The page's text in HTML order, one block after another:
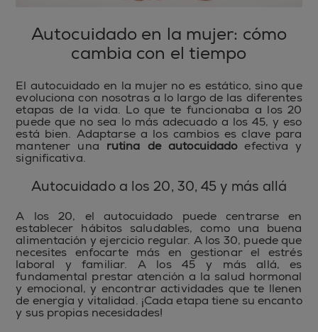
Autocuidado en la mujer: cómo
cambia con el tiempo
El autocuidado en la mujer no es estático, sino que
evoluciona con nosotras a lo largo de las diferentes
etapas de la vida. Lo que te funcionaba a los 20
puede que no sea lo más adecuado a los 45, y eso
está bien. Adaptarse a los cambios es clave para
mantener una rutina de autocuidadoefectiva y
significativa.
Autocuidado a los 20, 30, 45 y más allá
A los 20, el autocuidado puede centrarse en
establecer hábitos saludables, como una buena
alimentación y ejercicio regular. A los 30, puede que
necesites enfocarte más en gestionar el estrés
laboral y familiar. A los 45 y más allá, es
fundamental prestar atención a la salud hormonal
y emocional, y encontrar actividades que te llenen
de energía y vitalidad. ¡Cada etapa tiene su encanto
y sus propias necesidades!